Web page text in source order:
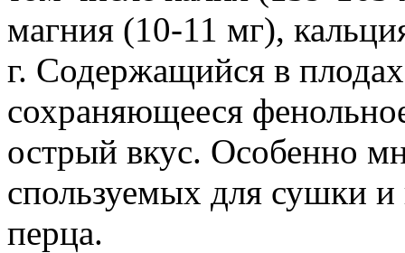
магния (10-11 мг),
г. Содержащийся в
сохраняющееся
острый вкус. Особенно
спользуемых для сушки
перца.